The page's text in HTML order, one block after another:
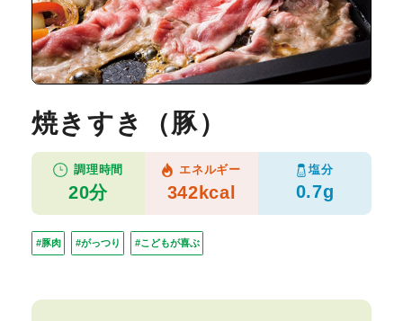
焼きすき（豚）
調理時間
20分
エネルギー
342kcal
塩分
0.7g
#豚肉 #がっつり #こどもが喜ぶ